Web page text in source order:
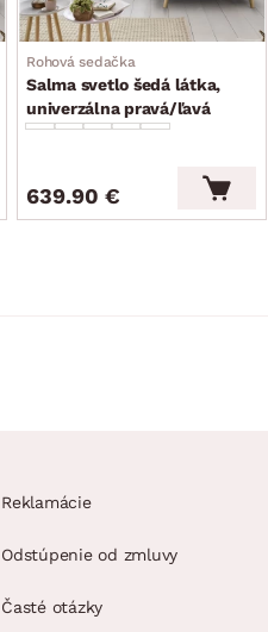
Rohová sedačka
Salma svetlo šedá látka,
univerzálna pravá/ľavá
639.90 €
Reklamácie
Odstúpenie od zmluvy
Časté otázky